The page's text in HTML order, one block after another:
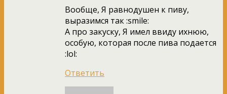
Вообще, Я равнодушен к пиву,
выразимся так :smile:
А про закуску, Я имел ввиду ихнюю,
особую, которая после пива подается
:lol:
Ответить